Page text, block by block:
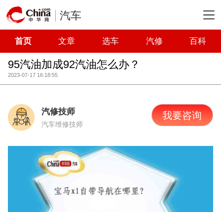
汽车
首页 文章 选车 汽修 百科
95汽油加成92汽油怎么办？
2023-07-17 16:18:55
汽修技师
汽车维修技师
我要咨询